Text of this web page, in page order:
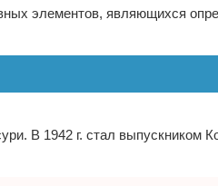
элементов, являющихся
В 1942 г. стал выпускником